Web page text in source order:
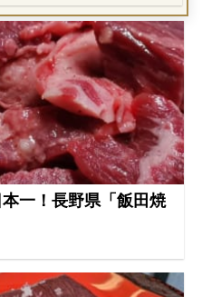
一！長野県「飯田焼